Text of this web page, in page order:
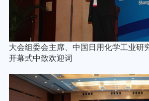
大会组委会主席、中国日用化学工业研
开幕式中致欢迎词